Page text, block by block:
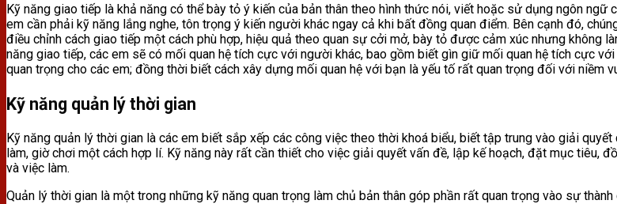
Kỹ năng giao tiếp là khả năng có thể bày tỏ ý kiến của bản thân theo hình thức nói, viết hoặc sử dụng ngôn ngữ
em cần phải kỹ năng lắng nghe, tôn trọng ý kiến người khác ngay cả khi bất đồng quan điểm. Bên cạnh đó,
điều chỉnh cách giao tiếp một cách phù hợp, hiệu quả theo quan sự cởi mở, bày tỏ được cảm xúc nhưng không
năng giao tiếp, các em sẽ có mối quan hệ tích cực với người khác, bao gồm biết gìn giữ mối quan hệ tích cực
quan trọng cho các em; đồng thời biết cách xây dựng mối quan hệ với bạn là yếu tố rất quan trọng đối với niềm
Kỹ năng quản lý thời gian
Kỹ năng quản lý thời gian là các em biết sắp xếp các công việc theo thời khoá biểu, biết tập trung vào giải
làm, giờ chơi một cách hợp lí. Kỹ năng này rất cần thiết cho việc giải quyết vấn đề, lập kế hoạch, đặt mục tiêu,
và việc làm.
Quản lý thời gian là một trong những kỹ năng quan trọng làm chủ bản thân góp phần rất quan trọng vào sự thành